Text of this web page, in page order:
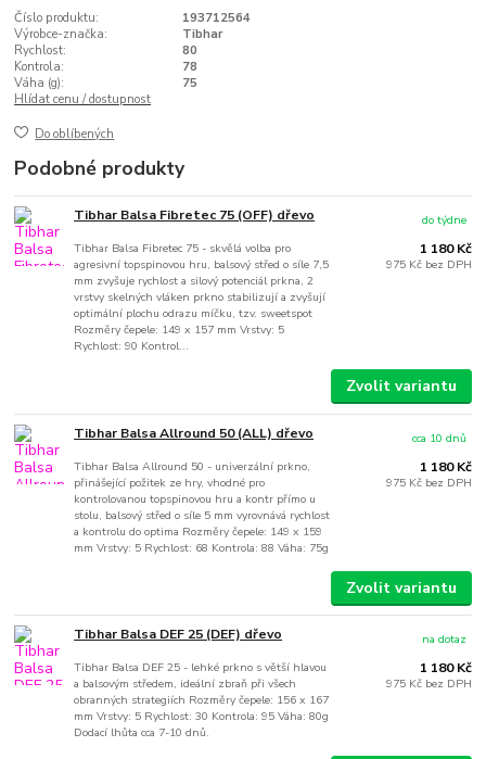
Číslo produktu:
193712564
Výrobce-značka:
Tibhar
Rychlost:
80
Kontrola:
78
Váha (g):
75
Hlídat cenu / dostupnost
Do oblíbených
Podobné produkty
Tibhar Balsa Fibretec 75 (OFF) dřevo
Tibhar Balsa Fibretec 75 - skvělá volba pro
agresivní topspinovou hru, balsový střed o síle 7,5
mm zvyšuje rychlost a silový potenciál prkna, 2
vrstvy skelných vláken prkno stabilizují a zvyšují
optimální plochu odrazu míčku, tzv. sweetspot
Rozměry čepele: 149 x 157 mm Vrstvy: 5
Rychlost: 90 Kontrol...
1 180 Kč
975 Kč bez DPH
do týdne
Zvolit variantu
Tibhar Balsa Allround 50 (ALL) dřevo
Tibhar Balsa Allround 50 - univerzální prkno,
přinášející požitek ze hry, vhodné pro
kontrolovanou topspinovou hru a kontr přímo u
stolu, balsový střed o síle 5 mm vyrovnává rychlost
a kontrolu do optima Rozměry čepele: 149 x 159
mm Vrstvy: 5 Rychlost: 68 Kontrola: 88 Váha: 75g
1 180 Kč
975 Kč bez DPH
cca 10 dnů
Zvolit variantu
Tibhar Balsa DEF 25 (DEF) dřevo
Tibhar Balsa DEF 25 - lehké prkno s větší hlavou
a balsovým středem, ideální zbraň při všech
obranných strategiích Rozměry čepele: 156 x 167
mm Vrstvy: 5 Rychlost: 30 Kontrola: 95 Váha: 80g
Dodací lhůta cca 7-10 dnů.
1 180 Kč
975 Kč bez DPH
na dotaz